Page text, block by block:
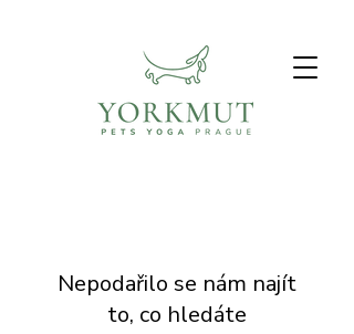
Nepodařilo se nám najít
to, co hledáte